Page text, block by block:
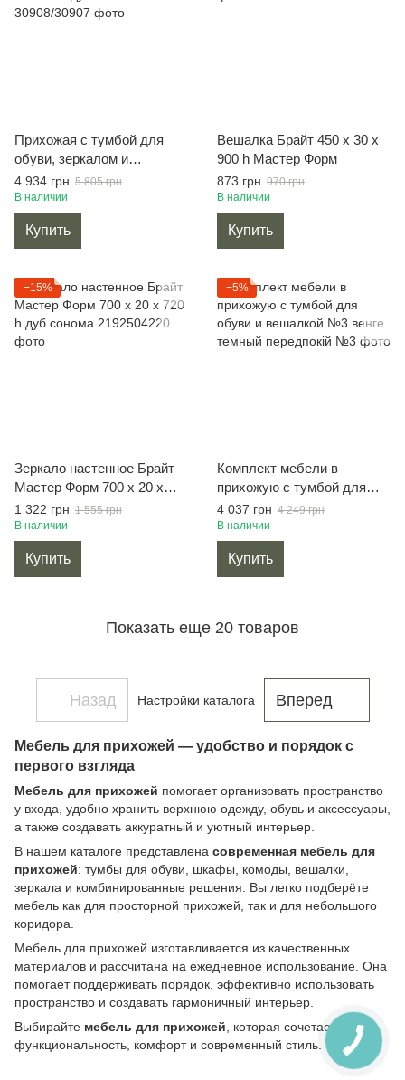
Прихожая с тумбой для
обуви, зеркалом и
вешалкой Аякс 900 дуб
сонома
4 934 грн 5 805 грн
В наличии
Купить
Вешалка Брайт 450 х 30 х
900 h Мастер Форм
873 грн 970 грн
В наличии
Купить
−15%
Зеркало настенное Брайт
Мастер Форм 700 х 20 х
720 h дуб сонома
1 322 грн 1 555 грн
В наличии
Купить
−5%
Комплект мебели в
прихожую с тумбой для
обуви и вешалкой №3
венге темный
4 037 грн 4 249 грн
В наличии
Купить
Показать еще 20 товаров
Назад Настройки каталога Вперед
Мебель для прихожей — удобство и порядок с
первого взгляда
Мебель для прихожей помогает организовать пространство
у входа, удобно хранить верхнюю одежду, обувь и аксессуары,
а также создавать аккуратный и уютный интерьер.
В нашем каталоге представлена современная мебель для
прихожей: тумбы для обуви, шкафы, комоды, вешалки,
зеркала и комбинированные решения. Вы легко подберёте
мебель как для просторной прихожей, так и для небольшого
коридора.
Мебель для прихожей изготавливается из качественных
материалов и рассчитана на ежедневное использование. Она
помогает поддерживать порядок, эффективно использовать
пространство и создавать гармоничный интерьер.
Выбирайте мебель для прихожей , которая сочетает
функциональность, комфорт и современный стиль.